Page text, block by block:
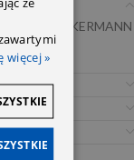
550 DENCKERMANN
więcej »